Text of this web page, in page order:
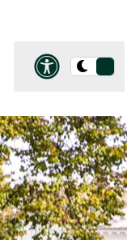
Przełącz
ciemną